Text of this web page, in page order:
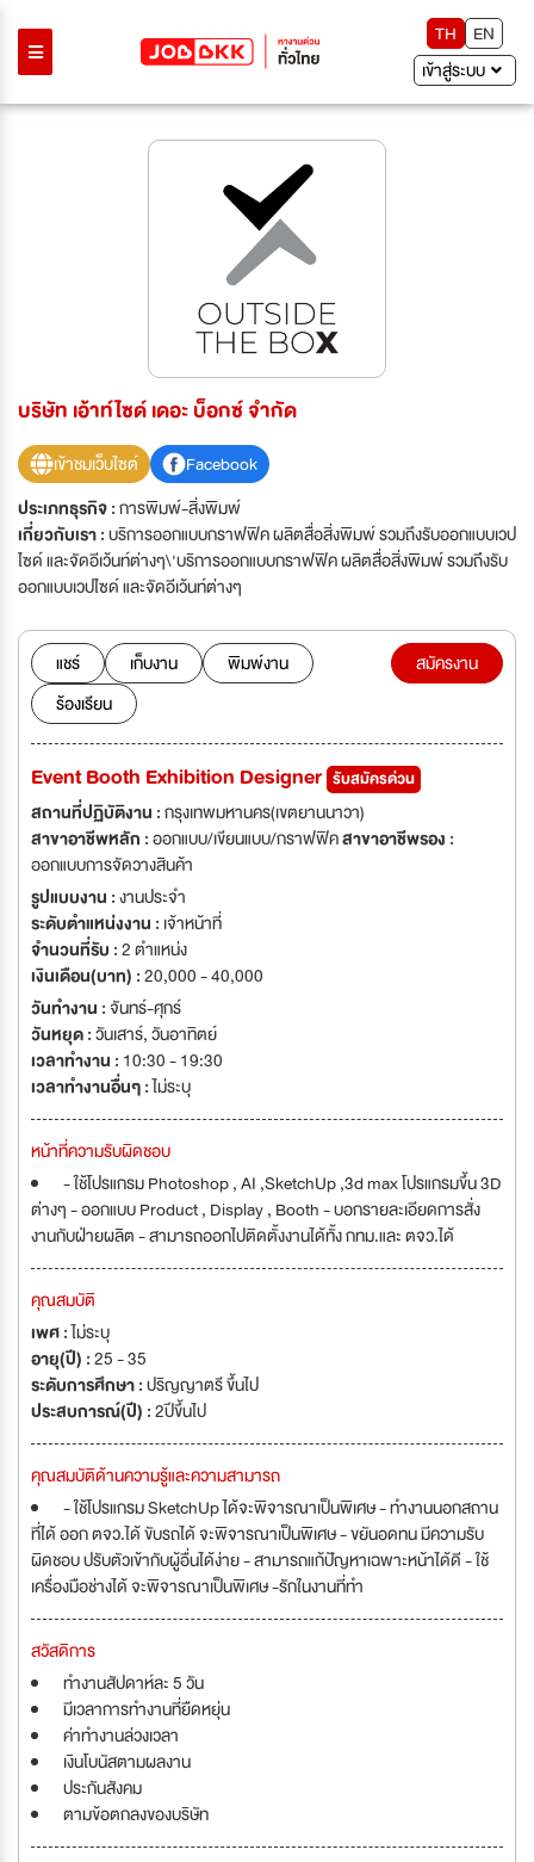
TH
EN
เข้าสู่ระบบ
บริษัท เอ้าท์ไซด์ เดอะ บ็อกซ์ จำกัด
เข้าชมเว็บไซต์
Facebook
ประเภทธุรกิจ :การพิมพ์-สิ่งพิมพ์
เกี่ยวกับเรา :บริการออกแบบกราฟฟิค ผลิตสื่อสิ่งพิมพ์ รวมถึงรับออกแบบเวป
ไซด์ และจัดอีเว้นท์ต่างๆ\'บริการออกแบบกราฟฟิค ผลิตสื่อสิ่งพิมพ์ รวมถึงรับ
ออกแบบเวปไซด์ และจัดอีเว้นท์ต่างๆ
แชร์ เก็บงาน
พิมพ์งาน
ร้องเรียน
สมัครงาน
Event Booth Exhibition Designer รับสมัครด่วน
สถานที่ปฏิบัติงาน :กรุงเทพมหานคร(เขตยานนาวา)
สาขาอาชีพหลัก :ออกแบบ/เขียนแบบ/กราฟฟิคสาขาอาชีพรอง :
ออกแบบการจัดวางสินค้า
รูปแบบงาน :งานประจำ
ระดับตำแหน่งงาน : เจ้าหน้าที่
จำนวนที่รับ :2 ตำแหน่ง
เงินเดือน(บาท) :20,000 - 40,000
วันทำงาน :จันทร์-ศุกร์
วันหยุด :วันเสาร์,วันอาทิตย์
เวลาทำงาน : 10:30 - 19:30
เวลาทำงานอื่นๆ :ไม่ระบุ
หน้าที่ความรับผิดชอบ
- ใช้โปรแกรม Photoshop , AI ,SketchUp ,3d max โปรแกรมขึ้น 3D
ต่างๆ - ออกแบบ Product , Display , Booth - บอกรายละเอียดการสั่ง
งานกับฝ่ายผลิต - สามารถออกไปติดตั้งงานได้ทั้ง กทม.และ ตจว.ได้
คุณสมบัติ
เพศ :ไม่ระบุ
อายุ(ปี) :25 - 35
ระดับการศึกษา :ปริญญาตรี ขึ้นไป
ประสบการณ์(ปี) :2ปีขึ้นไป
คุณสมบัติด้านความรู้และความสามารถ
- ใช้โปรแกรม SketchUp ได้จะพิจารณาเป็นพิเศษ - ทำงานนอกสถาน
ที่ได้ ออก ตจว.ได้ ขับรถได้ จะพิจารณาเป็นพิเศษ - ขยันอดทน มีความรับ
ผิดชอบ ปรับตัวเข้ากับผู้อื่นได้ง่าย - สามารถแก้ปัญหาเฉพาะหน้าได้ดี - ใช้
เครื่องมือช่างได้ จะพิจารณาเป็นพิเศษ -รักในงานที่ทำ
สวัสดิการ
ทำงานสัปดาห์ละ 5 วัน
มีเวลาการทำงานที่ยืดหยุ่น
ค่าทำงานล่วงเวลา
เงินโบนัสตามผลงาน
ประกันสังคม
ตามข้อตกลงของบริษัท